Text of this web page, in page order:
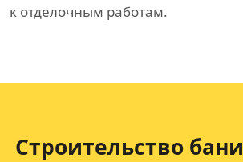
к отделочным работам.
Строительство бани